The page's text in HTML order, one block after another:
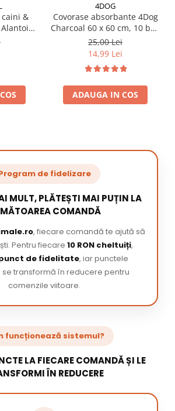
&
4DOG
Covorase absorbante 4Dog
Charcoal 60 x 60 cm, 10 buc
/ pachet
25,00 Lei
14,99 Lei
ADAUGA IN COS
de fidelizare
MULT, PLĂTEȘTI MAI PUȚIN LA
COMANDĂ
, fiecare comandă te ajută să
Pentru fiecare 10 RON cheltuiți,
de fidelitate, iar punctele
transformă în reducere pentru
comenzile viitoare.
funcționează sistemul?
LA FIECARE COMANDĂ ȘI LE
ÎN REDUCERE